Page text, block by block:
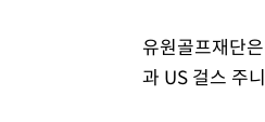
유원골프재단
과 US 걸스 주